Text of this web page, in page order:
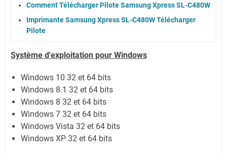
Comment Télécharger Pilote Samsung Xpress SL-C480W
Imprimante Samsung Xpress SL-C480W Télécharger
Pilote
Système d'exploitation pour Windows
Windows 10 32 et 64 bits
Windows 8.1 32 et 64 bits
Windows 8 32 et 64 bits
Windows 7 32 et 64 bits
Windows Vista 32 et 64 bits
Windows XP 32 et 64 bits